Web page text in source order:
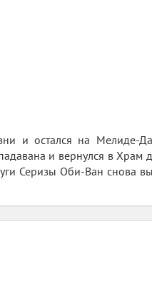
и остался на Мелиде-
и вернулся в
Серизы Оби-Ван снова